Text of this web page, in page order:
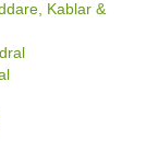
Kablar &